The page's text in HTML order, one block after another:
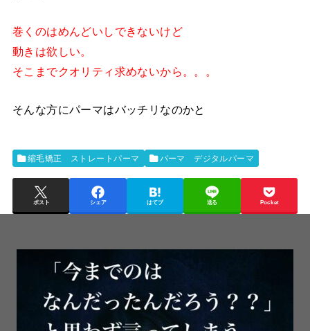
巻くのはめんどいしできないけど
動きは欲しい。
そこまでクオリティ求めないから。。。
そんな方にパーマはバッチリなのかと
縮毛矯正 ストレートパーマ パーマ デジタルパーマ
ポスト シェア はてブ 送る Pocket